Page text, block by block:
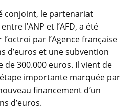
conjoint, le partenariat
l’ANP et l’AFD, a été
par l’Agence française
d’euros et une subvention
de 300.000 euros. Il vient de
importante marquée par
financement d’un
d’euros.